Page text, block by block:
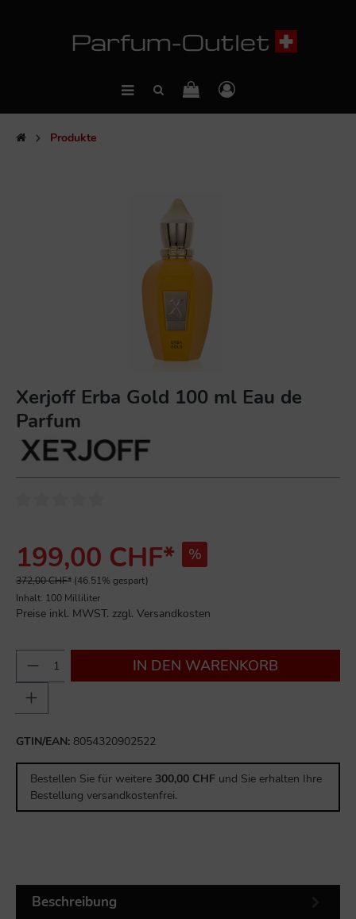
Produkte
Xerjoff Erba Gold 100 ml Eau de
Parfum
199,00 CHF* %
372,00 CHF* (46.51% gespart)
Inhalt: 100 Milliliter
Preise inkl. MWST. zzgl. Versandkosten
IN DEN WARENKORB
GTIN/EAN: 8054320902522
Bestellen Sie für weitere 300,00 CHF und Sie erhalten Ihre
Bestellung versandkostenfrei.
Beschreibung